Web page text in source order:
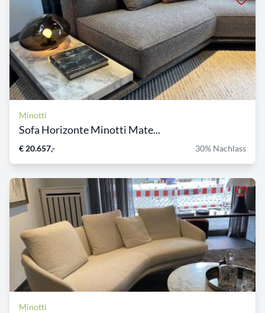
Minotti
Sofa Horizonte Minotti Mate...
€ 20.657,- 30% Nachlass
Minotti